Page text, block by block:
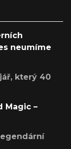
neumíme
který 40
Magic –